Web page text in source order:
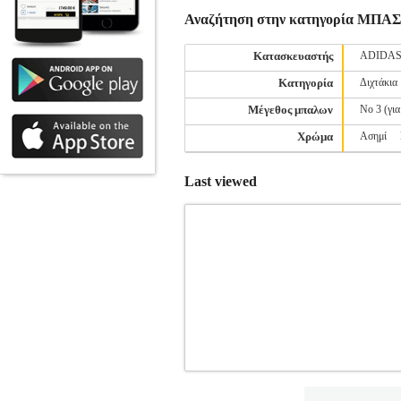
Αναζήτηση στην κατηγορία
Κατασκευαστής
Κατηγορία Διχτάκια
Μέγεθος μπαλων Νο 3
Χρώμα Ασημί
Last viewed